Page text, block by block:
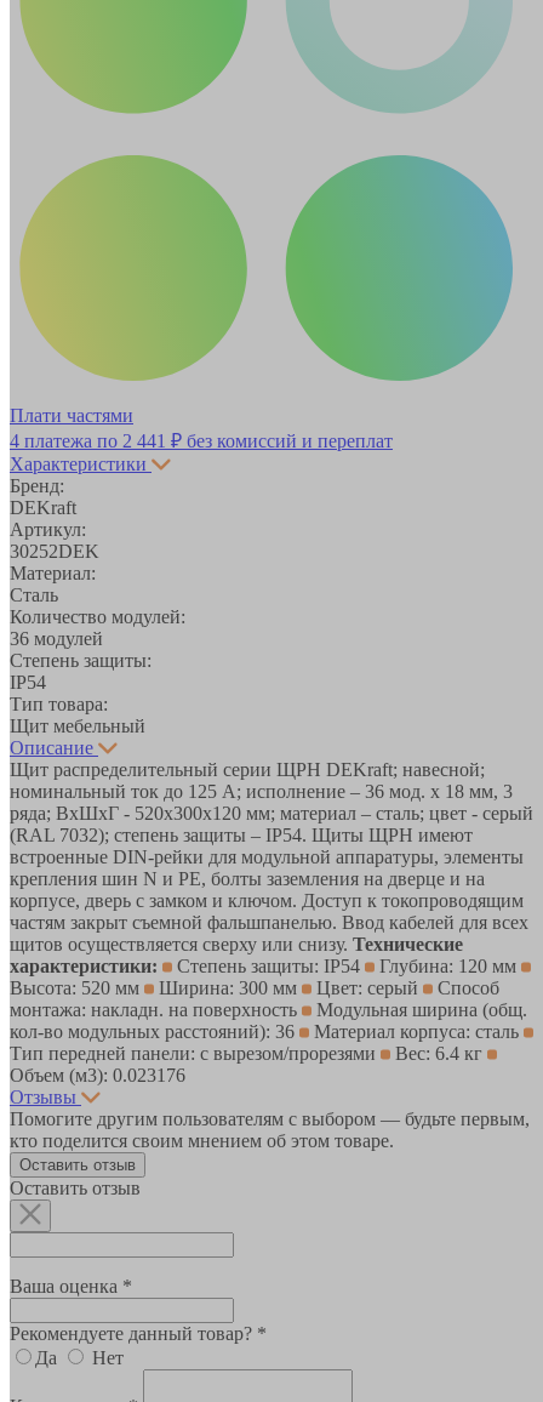
Плати частями
4 платежа по 2 441 ₽ без комиссий и переплат
Характеристики
Бренд:
DEKraft
Артикул:
30252DEK
Материал:
Сталь
Количество модулей:
36 модулей
Степень защиты:
IP54
Тип товара:
Щит мебельный
Описание
Щит распределительный серии ЩРН DEKraft; навесной;
номинальный ток до 125 А; исполнение – 36 мод. х 18 мм, 3
ряда; ВхШхГ - 520х300х120 мм; материал – сталь; цвет - серый
(RAL 7032); степень защиты – IP54. Щиты ЩРН имеют
встроенные DIN-рейки для модульной аппаратуры, элементы
крепления шин N и PE, болты заземления на дверце и на
корпусе, дверь с замком и ключом. Доступ к токопроводящим
частям закрыт съемной фальшпанелью. Ввод кабелей для всех
щитов осуществляется сверху или снизу. Технические
характеристики:
Степень защиты: IP54
Глубина: 120 мм
Высота: 520 мм
Ширина: 300 мм Цвет: серый
Способ
монтажа: накладн. на поверхность
Модульная ширина (общ.
кол-во модульных расстояний): 36
Материал корпуса: сталь
Тип передней панели: с вырезом/прорезями
Вес: 6.4 кг
Объем (м3): 0.023176
Отзывы
Помогите другим пользователям с выбором — будьте первым,
кто поделится своим мнением об этом товаре.
Оставить отзыв
Оставить отзыв
Ваша оценка *
Рекомендуете данный товар? *
Да
Нет